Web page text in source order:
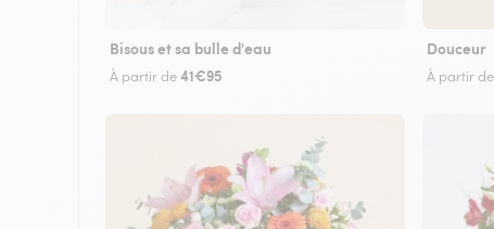
Bisous et sa bulle d'eau
À partir de41€95
Douceur
À partir de